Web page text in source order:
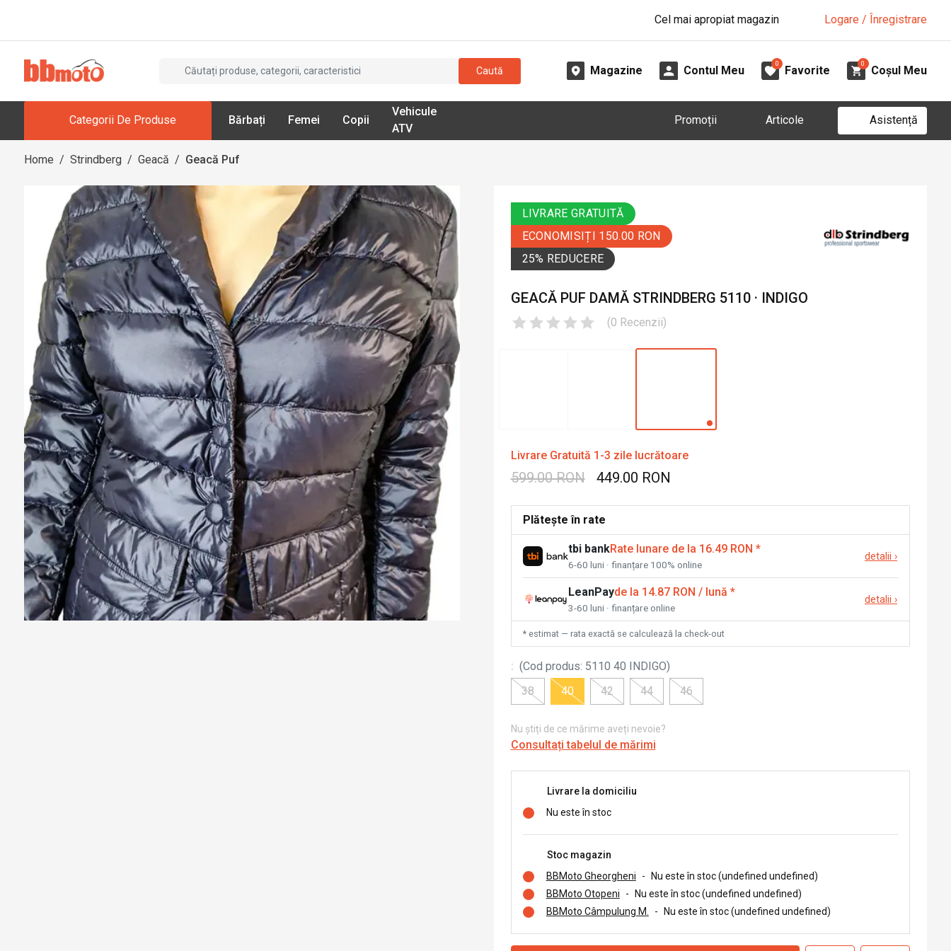
Cel mai apropiat magazin Logare / Înregistrare
Caută Magazine Contul Meu
0
Favorite
0
Coșul Meu
Categorii De Produse Bărbați Femei Copii
Vehicule
ATV
Promoții Articole Asistență
Home / Strindberg / Geacă / Geacă Puf
LIVRARE GRATUITĂ
ECONOMISIȚI 150.00 RON
25% REDUCERE
GEACĂ PUF DAMĂ STRINDBERG 5110 · INDIGO
(0 Recenzii)
Livrare Gratuită 1-3 zile lucrătoare
599.00 RON 449.00 RON
Plătește în rate
tbi bankRate lunare de la 16.49 RON *
6-60 luni · finanțare 100% online
detalii ›
LeanPayde la 14.87 RON / lună *
3-60 luni · finanțare online
detalii ›
* estimat — rata exactă se calculează la check-out
: (Cod produs: 5110 40 INDIGO)
38
40 42 44 46
Nu știți de ce mărime aveți nevoie?
Consultați tabelul de mărimi
Livrare la domiciliu
Nu este în stoc
Stoc magazin
BBMoto Gheorgheni
-
Nu este în stoc (undefined undefined)
BBMoto Otopeni
-
Nu este în stoc (undefined undefined)
BBMoto Câmpulung M.
- Nu este în stoc (undefined undefined)